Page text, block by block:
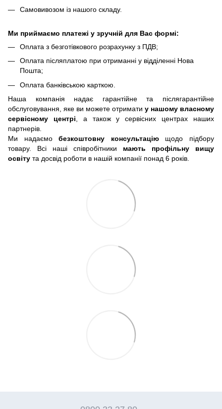
Самовивозом із нашого складу.
Ми приймаємо платежі у зручній для Вас формі:
Оплата з безготівкового розрахунку з ПДВ;
Оплата післяплатою при отриманні у відділенні Нова
Пошта;
Оплата банківською карткою.
Наша компанія надає гарантійне та післягарантійне
обслуговування, яке ви можете отримати у нашому власному
сервісному центрі , а також у сервісних центрах наших
партнерів.
Ми надаємобезкоштовну консультаціющодо підбору
товару. Всі наші співробітники мають профільну вищу
освіту та досвід роботи в нашій компанії понад 6 років.